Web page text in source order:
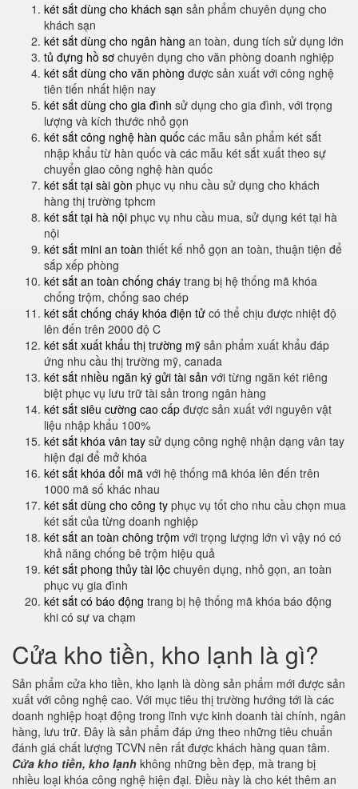
két sắt dùng cho khách sạn sản phẩm chuyên dụng cho
khách sạn
két sắt dùng cho ngân hàng an toàn, dung tích sử dụng lớn
tủ đựng hồ sơ chuyên dụng cho văn phòng doanh nghiệp
két sắt dùng cho văn phòng được sản xuất với công nghệ
tiên tiến nhất hiện nay
két sắt dùng cho gia đình sử dụng cho gia đình, với trọng
lượng và kích thước nhỏ gọn
két sắt công nghệ hàn quốc các mẫu sản phẩm két sắt
nhập khẩu từ hàn quốc và các mẫu két sắt xuất theo sự
chuyển giao công nghệ hàn quốc
két sắt tại sài gòn phục vụ nhu cầu sử dụng cho khách
hàng thị trường tphcm
két sắt tại hà nội phục vụ nhu cầu mua, sử dụng két tại hà
nội
két sắt mini an toàn thiết kế nhỏ gọn an toàn, thuận tiện để
sắp xếp phòng
két sắt an toàn chống cháy trang bị hệ thống mã khóa
chống trộm, chống sao chép
két sắt chống cháy khóa điện tử có thể chịu được nhiệt độ
lên đến trên 2000 độ C
két sắt xuất khẩu thị trường mỹ sản phẩm xuất khẩu đáp
ứng nhu cầu thị trường mỹ, canada
két sắt nhiều ngăn ký gửi tài sản với từng ngăn két riêng
biệt phục vụ lưu trữ tài sản trong ngân hàng
két sắt siêu cường cao cấp được sản xuất với nguyên vật
liệu nhập khẩu 100%
két sắt khóa vân tay sử dụng công nghệ nhận dạng vân tay
hiện đại để mở khóa
két sắt khóa đổi mã với hệ thống mã khóa lên đến trên
1000 mã số khác nhau
két sắt dùng cho công ty phục vụ tốt cho nhu cầu chọn mua
két sắt của từng doanh nghiệp
két sắt an toàn chông trộm với trọng lượng lớn vì vậy nó có
khả năng chống bê trộm hiệu quả
két sắt phong thủy tài lộc chuyên dụng, nhỏ gọn, an toàn
phục vụ gia đình
két sắt có báo động trang bị hệ thống mã khóa báo động
khi có sự va chạm
Cửa kho tiền, kho lạnh là gì?
Sản phẩm cửa kho tiền, kho lạnh là dòng sản phẩm mới được sản
xuất với công nghệ cao. Với mục tiêu thị trường hướng tới là các
doanh nghiệp hoạt động trong lĩnh vực kinh doanh tài chính, ngân
hàng, lưu trữ. Đây là sản phẩm đáp ứng theo những tiêu chuẩn
đánh giá chất lượng TCVN nên rất được khách hàng quan tâm.
Cửa kho tiền, kho lạnh không những bền đẹp, mà trang bị
nhiều loại khóa công nghệ hiện đại. Điều này là cho két thêm an